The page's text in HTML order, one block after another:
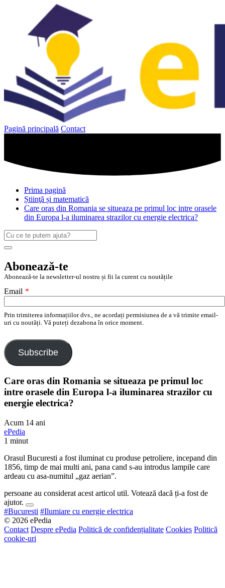
Pagină principală Contact
Prima pagină
Știinţă și matematică
Care oras din Romania se situeaza pe primul loc intre orasele
din Europa l-a iluminarea strazilor cu energie electrica?
Caută
după:
Search
Abonează-te
Abonează-te la newsletter-ul nostru și fii la curent cu noutățile
Email *
Prin trimiterea informațiilor dvs., ne acordați permisiunea de a vă trimite email-
uri cu noutăți. Vă puteți dezabona în orice moment.
Subscribe
Care oras din Romania se situeaza pe primul loc
intre orasele din Europa l-a iluminarea strazilor cu
energie electrica?
Acum 14 ani
ePedia
1 minut
Orasul Bucuresti a fost iluminat cu produse petroliere, incepand din
1856, timp de mai multi ani, pana cand s-au introdus lampile care
ardeau cu asa-numitul „gaz aerian”.
persoane au considerat acest articol util. Votează dacă ți-a fost de
ajutor.
#Bucuresti #Ilumiare cu energie electrica
© 2026 ePedia
Contact Despre ePedia Politică de confidențialitate Cookies Politică
cookie-uri